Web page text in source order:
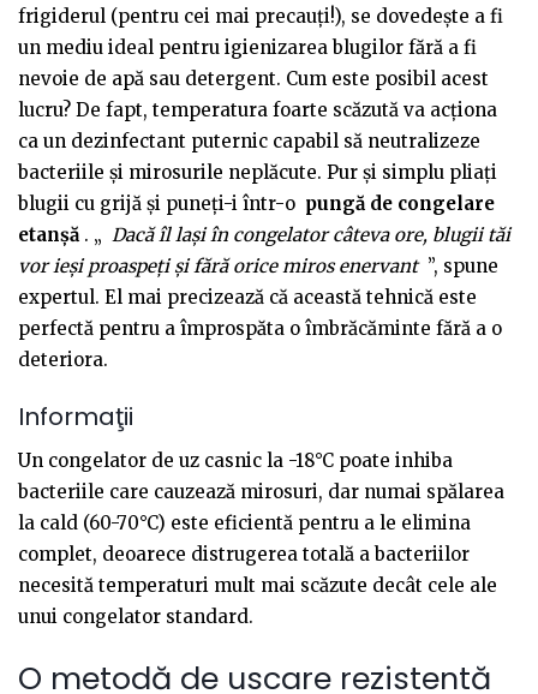
frigiderul (pentru cei mai precauți!), se dovedește a fi
un mediu ideal pentru igienizarea blugilor fără a fi
nevoie de apă sau detergent. Cum este posibil acest
lucru? De fapt, temperatura foarte scăzută va acționa
ca un dezinfectant puternic capabil să neutralizeze
bacteriile și mirosurile neplăcute. Pur și simplu pliați
blugii cu grijă și puneți-i într-o pungă de congelare
etanșă . „ Dacă îl lași în congelator câteva ore, blugii tăi
vor ieși proaspeți și fără orice miros enervant ”, spune
expertul. El mai precizează că această tehnică este
perfectă pentru a împrospăta o îmbrăcăminte fără a o
deteriora.
Informaţii
Un congelator de uz casnic la -18°C poate inhiba
bacteriile care cauzează mirosuri, dar numai spălarea
la cald (60-70°C) este eficientă pentru a le elimina
complet, deoarece distrugerea totală a bacteriilor
necesită temperaturi mult mai scăzute decât cele ale
unui congelator standard.
O metodă de uscare rezistentă